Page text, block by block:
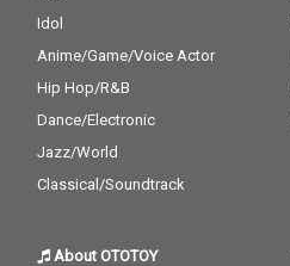
Idol
Anime/Game/Voice Actor
Hip Hop/R&B
Dance/Electronic
Jazz/World
Classical/Soundtrack
About OTOTOY